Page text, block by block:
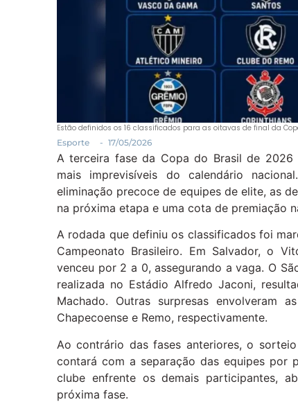
Estão definidos os 16 classificados para as oitavas de final da
Esporte
- 17/05/2026
A terceira fase da Copa do Brasil de
mais imprevisíveis do calendário
eliminação precoce de equipes de elite, as
na próxima etapa e uma cota de premiação
A rodada que definiu os classificados foi
Campeonato Brasileiro. Em Salvador, o
venceu por 2 a 0, assegurando a vaga. O
realizada no Estádio Alfredo Jaconi,
Machado. Outras surpresas envolveram
Chapecoense e Remo, respectivamente.
Ao contrário das fases anteriores, o
contará com a separação das equipes por
clube enfrente os demais participantes,
próxima fase.